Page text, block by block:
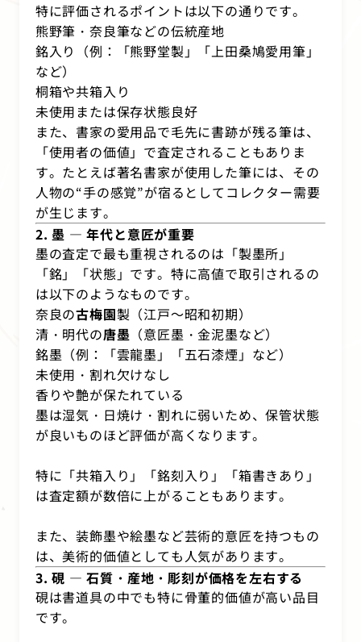
特に評価されるポイントは以下の通りです。
熊野筆・奈良筆などの伝統産地
銘入り（例：「熊野堂製」「上田桑鳩愛用筆」
など）
桐箱や共箱入り
未使用または保存状態良好
また、書家の愛用品で毛先に書跡が残る筆は、
「使用者の価値」で査定されることもありま
す。たとえば著名書家が使用した筆には、その
人物の“手の感覚”が宿るとしてコレクター需要
が生じます。
2. 墨 ― 年代と意匠が重要
墨の査定で最も重視されるのは「製墨所」
「銘」「状態」です。特に高値で取引されるの
は以下のようなものです。
奈良の古梅園製（江戸～昭和初期）
清・明代の唐墨 （意匠墨・金泥墨など）
銘墨（例：「雲龍墨」「五石漆煙」など）
未使用・割れ欠けなし
香りや艶が保たれている
墨は湿気・日焼け・割れに弱いため、保管状態
が良いものほど評価が高くなります。
特に「共箱入り」「銘刻入り」「箱書きあり」
は査定額が数倍に上がることもあります。
また、装飾墨や絵墨など芸術的意匠を持つもの
は、美術的価値としても人気があります。
3. 硯 ― 石質・産地・彫刻が価格を左右する
硯は書道具の中でも特に骨董的価値が高い品目
です。